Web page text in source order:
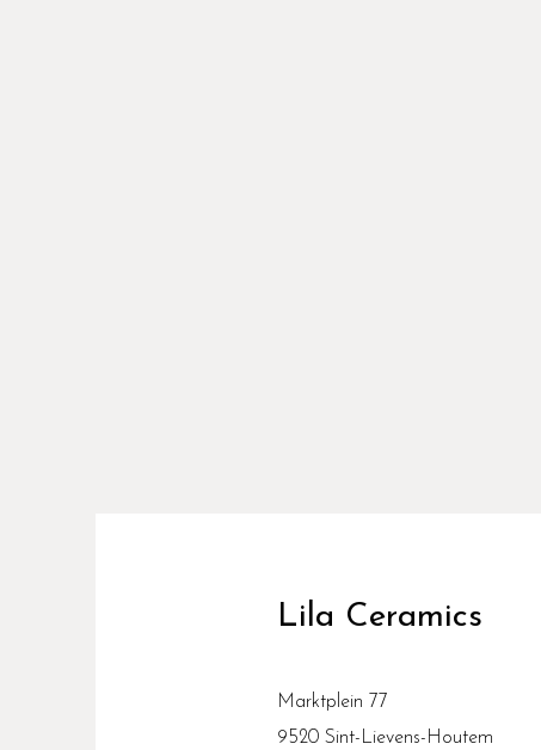
Lila Ceramics
Marktplein 77
9520 Sint-Lievens-Houtem